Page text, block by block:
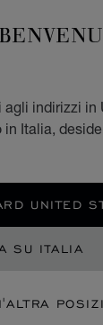
indirizzi in
Italia,
UNITED
SU ITALIA
ALLA
VAIVAI
CUBE MINI